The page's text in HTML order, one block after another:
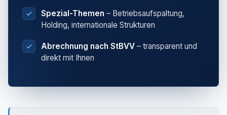
Spezial-Themen – Betriebsaufspaltung,
Holding, internationale Strukturen
Abrechnung nach StBVV – transparent und
direkt mit Ihnen